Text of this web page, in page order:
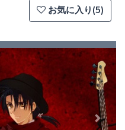
お気に入り(5)
Next